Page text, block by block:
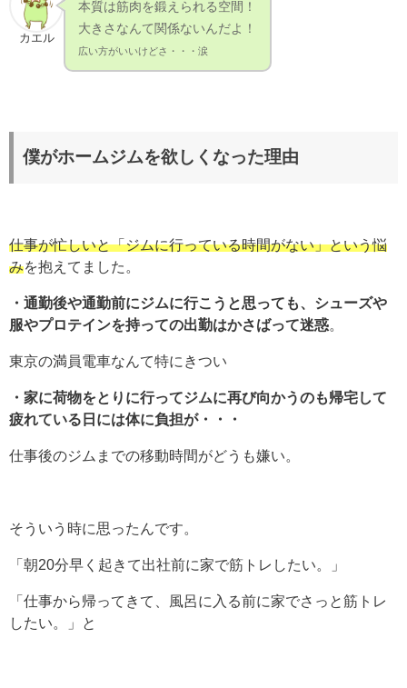
カエル
本質は筋肉を鍛えられる空間！
大きさなんて関係ないんだよ！
広い方がいいけどさ・・・涙
僕がホームジムを欲しくなった理由
仕事が忙しいと「ジムに行っている時間がない」という悩
みを抱えてました。
・通勤後や通勤前にジムに行こうと思っても、シューズや
服やプロテインを持っての出勤はかさばって迷惑。
東京の満員電車なんて特にきつい
・家に荷物をとりに行ってジムに再び向かうのも帰宅して
疲れている日には体に負担が・・・
仕事後のジムまでの移動時間がどうも嫌い。
そういう時に思ったんです。
「朝20分早く起きて出社前に家で筋トレしたい。」
「仕事から帰ってきて、風呂に入る前に家でさっと筋トレ
したい。」と